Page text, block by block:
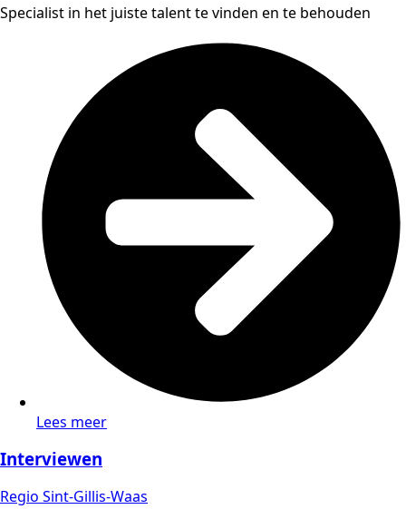
Specialist in het juiste talent te vinden en te behouden
Lees meer
Interviewen
Regio Sint-Gillis-Waas